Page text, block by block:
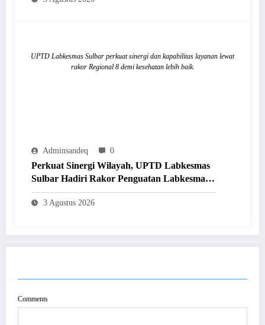
UPTD Labkesmas Sulbar perkuat sinergi dan kapabilitas layanan lewat
rakor Regional 8 demi kesehatan lebih baik.
Adminsandeq 0
Perkuat Sinergi Wilayah, UPTD Labkesmas
Sulbar Hadiri Rakor Penguatan Labkesmas
Regional 8 di Makassar
3 Agustus 2026
Comments